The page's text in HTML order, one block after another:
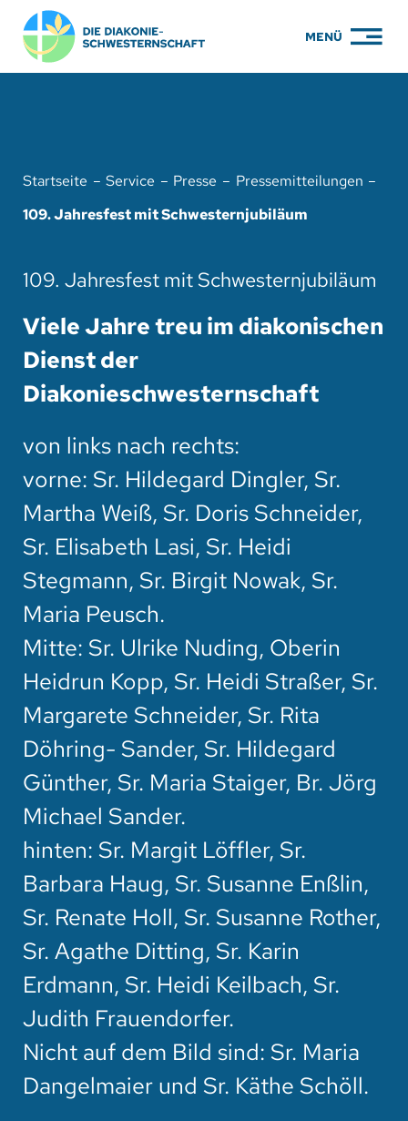
Zum
Inhalt
springen
MENÜ
KARRIERE
ÜBER UNS
ENGAGEMENT
SERVICE
SUCHE
Startseite Service Presse
Pressemitteilungen
109. Jahresfest mit Schwesternjubiläum
109. Jahresfest mit Schwesternjubiläum
Viele Jahre treu im diakonischen
Dienst der
Diakonieschwesternschaft
von links nach rechts:
vorne: Sr. Hildegard Dingler, Sr.
Martha Weiß, Sr. Doris Schneider,
Sr. Elisabeth Lasi, Sr. Heidi
Stegmann, Sr. Birgit Nowak, Sr.
Maria Peusch.
Mitte: Sr. Ulrike Nuding, Oberin
Heidrun Kopp, Sr. Heidi Straßer, Sr.
Margarete Schneider, Sr. Rita
Döhring- Sander, Sr. Hildegard
Günther, Sr. Maria Staiger, Br. Jörg
Michael Sander.
hinten: Sr. Margit Löffler, Sr.
Barbara Haug, Sr. Susanne Enßlin,
Sr. Renate Holl, Sr. Susanne Rother,
Sr. Agathe Ditting, Sr. Karin
Erdmann, Sr. Heidi Keilbach, Sr.
Judith Frauendorfer.
Nicht auf dem Bild sind: Sr. Maria
Dangelmaier und Sr. Käthe Schöll.